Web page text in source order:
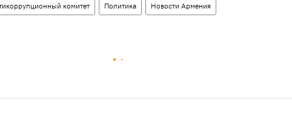
комитет Политика Новости Армения